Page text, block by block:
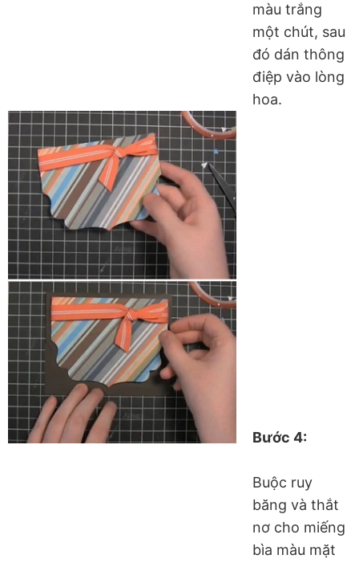
màu trắng
một chút, sau
đó dán thông
điệp vào lòng
hoa.
Bước 4:
Buộc ruy
băng và thắt
nơ cho miếng
bìa màu mặt